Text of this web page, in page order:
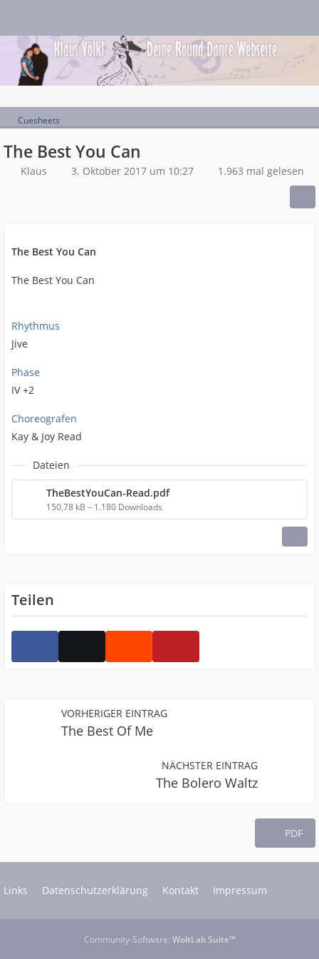
Cuesheets
The Best You Can
Klaus 3. Oktober 2017 um 10:27 1.963 mal gelesen
The Best You Can
The Best You Can
Rhythmus
Jive
Phase
IV +2
Choreografen
Kay & Joy Read
Dateien
TheBestYouCan-Read.pdf
150,78 kB – 1.180 Downloads
Teilen
VORHERIGER EINTRAG
The Best Of Me
NÄCHSTER EINTRAG
The Bolero Waltz
PDF
Links Datenschutzerklärung Kontakt Impressum
Community-Software: WoltLab Suite™